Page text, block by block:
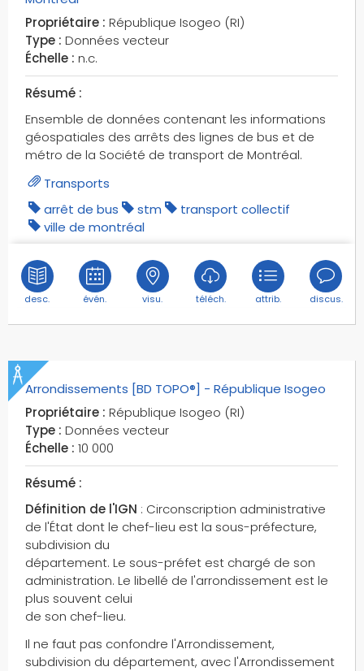
deltas
demo
deve
direction de l'urbanisme
divertissement
domaine public
dunes
dvd
déchets
déchets ménagers
déconfinement
découpage
dépressions
détails des reliefs
détails hydrographiques
détails orographiques
développement local
développement soutenable
eau potable
efs
embouchures
emprises de type multi-surface
enseignement
entités hydrographiques linéaires
Propriétaire : République Isogeo (RI)
Type : Données vecteur
Échelle : n.c.
Résumé :
Ensemble de données contenant les informations
géospatiales des arrêts des lignes de bus et de
métro de la Société de transport de Montréal.
Transports
arrêt de bus
stm
transport collectif
ville de montréal
desc. évén. visu. téléch. attrib. discus.
Arrondissements [BD TOPO®] - République Isogeo
Propriétaire : République Isogeo (RI)
Type : Données vecteur
Échelle : 10 000
Résumé :
Définition de l'IGN : Circonscription administrative
de l'État dont le chef-lieu est la sous-préfecture,
subdivision du
département. Le sous-préfet est chargé de son
administration. Le libellé de l'arrondissement est le
plus souvent celui
de son chef-lieu.
Il ne faut pas confondre l'Arrondissement,
subdivision du département, avec l'Arrondissement